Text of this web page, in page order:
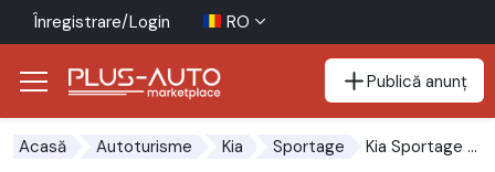
Înregistrare/Login RO
Publică anunț
Acasă Autoturisme Kia Sportage Kia Sportage 2022 61.973KM Garantie 36 de luni